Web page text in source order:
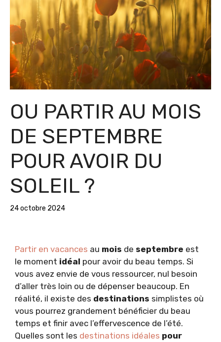
OU PARTIR AU MOIS
DE SEPTEMBRE
POUR AVOIR DU
SOLEIL ?
24 octobre 2024
Partir en vacances au mois de septembre est
le moment idéal pour avoir du beau temps. Si
vous avez envie de vous ressourcer, nul besoin
d’aller très loin ou de dépenser beaucoup. En
réalité, il existe des destinations simplistes où
vous pourrez grandement bénéficier du beau
temps et finir avec l’effervescence de l’été.
Quelles sont les destinations idéales pour